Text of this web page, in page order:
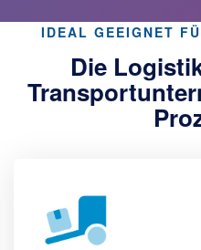
IDEAL GEEIGNET
Die